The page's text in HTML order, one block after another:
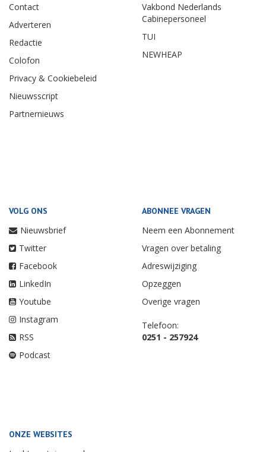
Contact
Adverteren
Redactie
Colofon
Privacy & Cookiebeleid
Nieuwsscript
Partnernieuws
Vakbond Nederlands
Cabinepersoneel
TUI
NEWHEAP
VOLG ONS
Nieuwsbrief
Twitter
Facebook
LinkedIn
Youtube
Instagram
RSS
Podcast
ABONNEE VRAGEN
Neem een Abonnement
Vragen over betaling
Adreswijziging
Opzeggen
Overige vragen
Telefoon:
0251 - 257924
ONZE WEBSITES